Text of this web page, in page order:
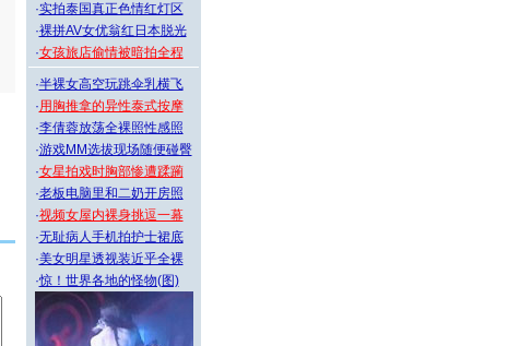
·实拍泰国真正色情红灯区
·裸拼AV女优翁红日本脱光
·女孩旅店偷情被暗拍全程
·半裸女高空玩跳伞乳横飞
·用胸推拿的异性泰式按摩
·李倩蓉放荡全裸照性感照
·游戏MM选拔现场随便碰臀
·女星拍戏时胸部惨遭蹂躏
·老板电脑里和二奶开房照
·视频女屋内裸身挑逗一幕
·无耻病人手机拍护士裙底
·美女明星透视装近乎全裸
·惊！世界各地的怪物(图)